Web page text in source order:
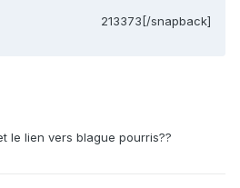
213373[/snapback]
le lien vers blague pourris??